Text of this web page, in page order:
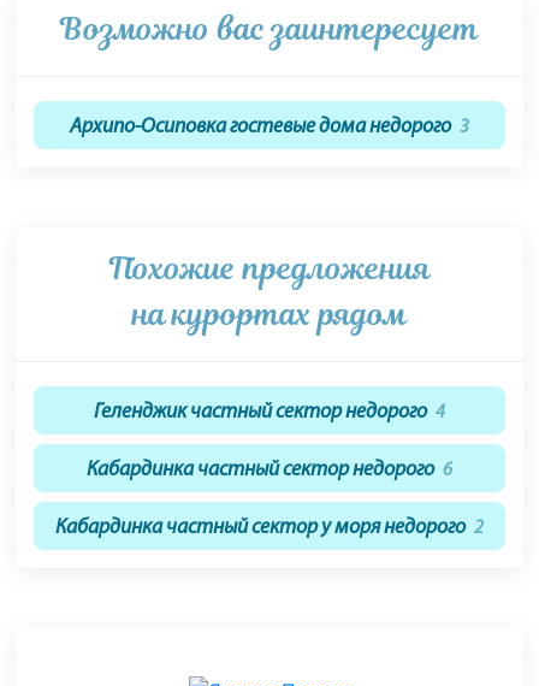
Возможно вас заинтересует
Архипо-Осиповка гостевые дома недорого 3
Похожие предложения
на курортах рядом
Геленджик частный сектор недорого 4
Кабардинка частный сектор недорого 6
Кабардинка частный сектор у моря недорого 2